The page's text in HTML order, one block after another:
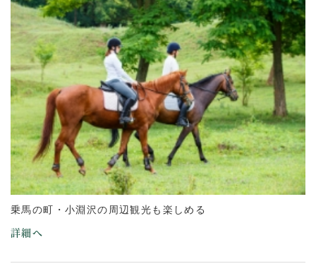
乗馬の町・小淵沢の周辺観光も楽しめる
詳細へ